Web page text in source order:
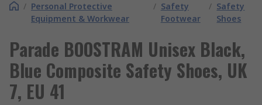
/ Personal Protective
Equipment & Workwear
/ Safety
Footwear
/ Safety
Shoes
Parade BOOSTRAM Unisex Black,
Blue Composite Safety Shoes, UK
7, EU 41